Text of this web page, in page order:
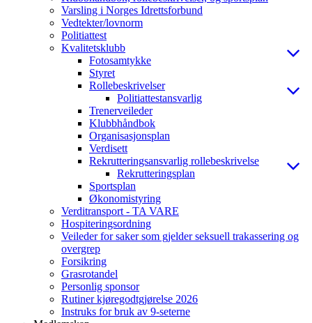
Varsling i Norges Idrettsforbund
Vedtekter/lovnorm
Politiattest
Kvalitetsklubb
Fotosamtykke
Styret
Rollebeskrivelser
Politiattestansvarlig
Trenerveileder
Klubbhåndbok
Organisasjonsplan
Verdisett
Rekrutteringsansvarlig rollebeskrivelse
Rekrutteringsplan
Sportsplan
Økonomistyring
Verditransport - TA VARE
Hospiteringsordning
Veileder for saker som gjelder seksuell trakassering og
overgrep
Forsikring
Grasrotandel
Personlig sponsor
Rutiner kjøregodtgjørelse 2026
Instruks for bruk av 9-seterne